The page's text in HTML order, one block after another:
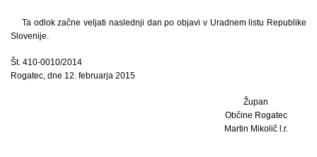
Ta odlok začne veljati naslednji dan po objavi v Uradnem listu Republike
Slovenije.
Št. 410-0010/2014
Rogatec, dne 12. februarja 2015
Župan
Občine Rogatec
Martin Mikolič l.r.